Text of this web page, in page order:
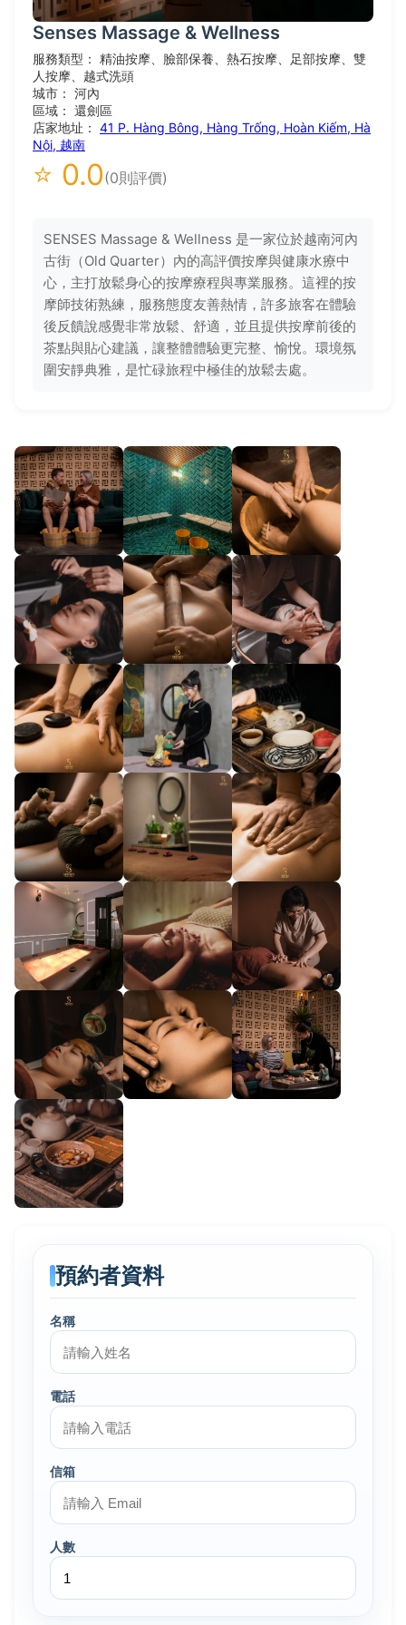
Senses Massage & Wellness
服務類型： 精油按摩、臉部保養、熱石按摩、足部按摩、雙
人按摩、越式洗頭
城市： 河內
區域： 還劍區
店家地址： 41 P. Hàng Bông, Hàng Trống, Hoàn Kiếm, Hà
Nội, 越南
⭐ 0.0(0則評價)
SENSES Massage & Wellness 是一家位於越南河內
古街（Old Quarter）內的高評價按摩與健康水療中
心，主打放鬆身心的按摩療程與專業服務。這裡的按
摩師技術熟練，服務態度友善熱情，許多旅客在體驗
後反饋說感覺非常放鬆、舒適，並且提供按摩前後的
茶點與貼心建議，讓整體體驗更完整、愉悅。環境氛
圍安靜典雅，是忙碌旅程中極佳的放鬆去處。
預約者資料
名稱
電話
信箱
人數